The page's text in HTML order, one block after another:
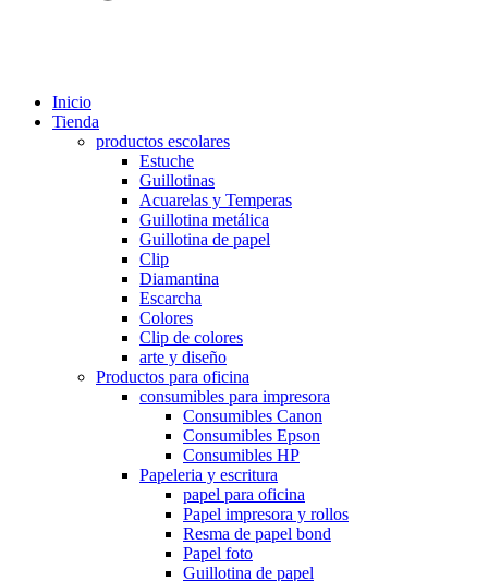
Inicio
Tienda
productos escolares
Estuche
Guillotinas
Acuarelas y Temperas
Guillotina metálica
Guillotina de papel
Clip
Diamantina
Escarcha
Colores
Clip de colores
arte y diseño
Productos para oficina
consumibles para impresora
Consumibles Canon
Consumibles Epson
Consumibles HP
Papeleria y escritura
papel para oficina
Papel impresora y rollos
Resma de papel bond
Papel foto
Guillotina de papel